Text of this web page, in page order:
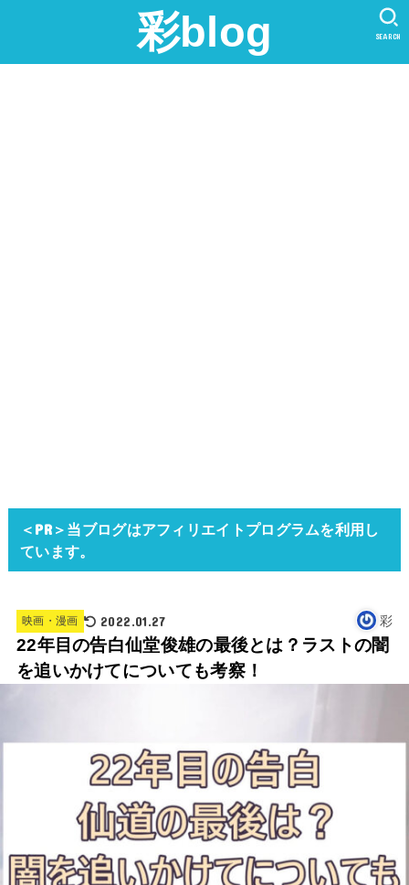
彩blog SEARCH
＜PR＞当ブログはアフィリエイトプログラムを利用し
ています。
映画・漫画 2022.01.27 彩
22年目の告白仙堂俊雄の最後とは？ラストの闇
を追いかけてについても考察！